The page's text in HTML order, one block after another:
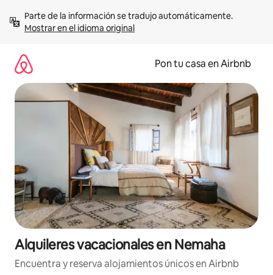
contenidoMostrar en el idioma original
Pon tu casa en Airbnb
Alquileres vacacionales en Nemaha
Encuentra y reserva alojamientos únicos en Airbnb